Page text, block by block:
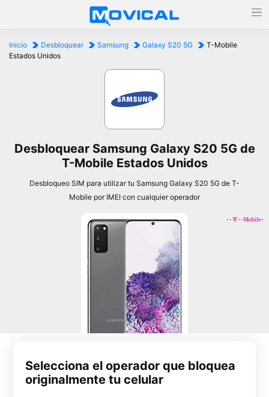
Inicio Desbloquear Samsung Galaxy S20 5G
T-Mobile
Estados Unidos
Desbloquear Samsung Galaxy S20 5G de
T-Mobile Estados Unidos
Desbloqueo SIM para utilizar tu Samsung Galaxy S20 5G de T-
Mobile por IMEI con cualquier operador
Selecciona el operador que bloquea
originalmente tu celular